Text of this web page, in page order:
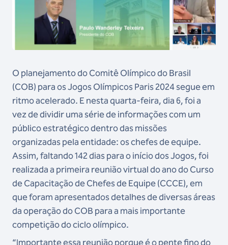
O planejamento do Comitê Olímpico do Brasil
(COB) para os Jogos Olímpicos Paris 2024 segue em
ritmo acelerado. E nesta quarta-feira, dia 6, foi a
vez de dividir uma série de informações com um
público estratégico dentro das missões
organizadas pela entidade: os chefes de equipe.
Assim, faltando 142 dias para o início dos Jogos, foi
realizada a primeira reunião virtual do ano do Curso
de Capacitação de Chefes de Equipe (CCCE), em
que foram apresentados detalhes de diversas áreas
da operação do COB para a mais importante
competição do ciclo olímpico.
“Importante essa reunião porque é o pente fino do